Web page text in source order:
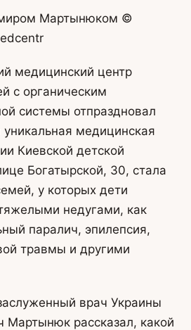
Мартынюком ©
медицинский центр
с органическим
системы отпраздновал
медицинская
Киевской детской
Богатырской, 30, стала
у которых дети
недугами, как
паралич, эпилепсия,
травмы и другими
врач Украины
рассказал, какой